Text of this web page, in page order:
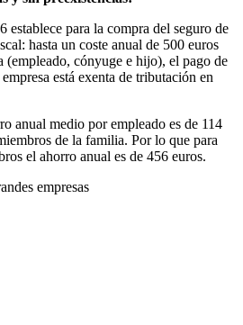
establece para la compra del seguro de
hasta un coste anual de 500 euros
(empleado, cónyuge e hijo), el pago de
está exenta de tributación en
anual medio por empleado es de 114
de la familia. Por lo que para
el ahorro anual es de 456 euros.